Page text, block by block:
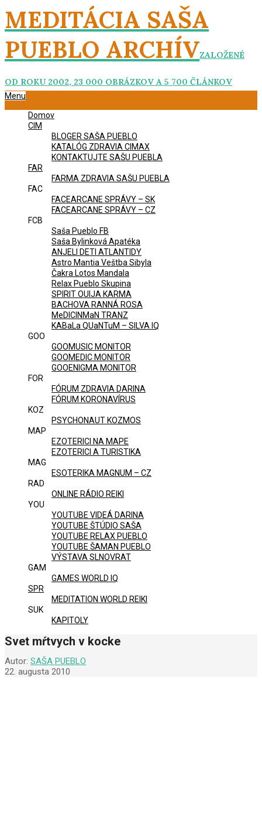
Skip
to
content
MEDITÁCIA SAŠA
PUEBLO ARCHÍVZALOŽENÉ
OD ROKU 2002, 23 000 OBRÁZKOV A 5 700 ČLÁNKOV
Primary
Menu
Domov
CIM
BLOGER SAŠA PUEBLO
KATALÓG ZDRAVIA CIMAX
KONTAKTUJTE SAŠU PUEBLA
FAR
FARMA ZDRAVIA SAŠU PUEBLA
FAC
FACEARCANE SPRÁVY – SK
FACEARCANE SPRÁVY – CZ
FCB
Saša Pueblo FB
Saša Bylinková Apatéka
ANJELI DETI ATLANTIDY
Astro Mantia Veštba Sibyla
Čakra Lotos Mandala
Relax Pueblo Skupina
SPIRIT OUIJA KARMA
BACHOVA RANNÁ ROSA
MeDICINMaN TRANZ
KABaLa QUaNTuM – SILVA IQ
GOO
GOOMUSIC MONITOR
GOOMEDIC MONITOR
GOOENIGMA MONITOR
FOR
FÓRUM ZDRAVIA DARINA
FÓRUM KORONAVÍRUS
KOZ
PSYCHONAUT KOZMOS
MAP
EZOTERICI NA MAPE
EZOTERICI A TURISTIKA
MAG
ESOTERIKA MAGNUM – CZ
RAD
ONLINE RÁDIO REIKI
YOU
YOUTUBE VIDEÁ DARINA
YOUTUBE ŠTÚDIO SAŠA
YOUTUBE RELAX PUEBLO
YOUTUBE ŠAMAN PUEBLO
VÝSTAVA SLNOVRAT
GAM
GAMES WORLD IQ
SPR
MEDITATION WORLD REIKI
SUK
KAPITOLY
Svet mŕtvych v kocke
Autor: SAŠA PUEBLO
22. augusta 2010